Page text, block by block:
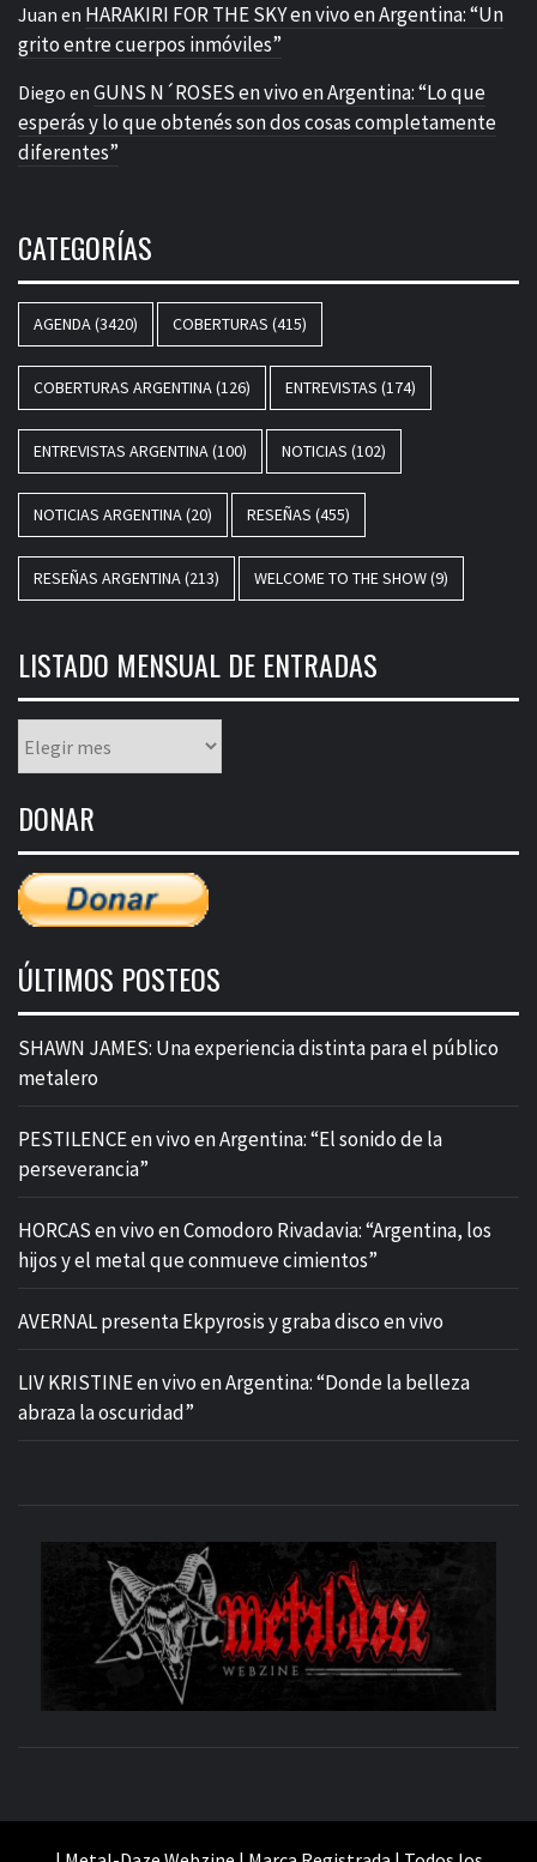
Juan en HARAKIRI FOR THE SKY en vivo en Argentina: “Un
grito entre cuerpos inmóviles”
Diego en GUNS N´ROSES en vivo en Argentina: “Lo que
esperás y lo que obtenés son dos cosas completamente
diferentes”
CATEGORÍAS
AGENDA(3420) COBERTURAS (415)
COBERTURAS ARGENTINA(126) ENTREVISTAS (174)
ENTREVISTAS ARGENTINA(100) NOTICIAS (102)
NOTICIAS ARGENTINA(20) RESEÑAS (455)
RESEÑAS ARGENTINA(213) WELCOME TO THE SHOW(9)
LISTADO MENSUAL DE ENTRADAS
mensual
entradas
DONAR
ÚLTIMOS POSTEOS
SHAWN JAMES: Una experiencia distinta para el público
metalero
PESTILENCE en vivo en Argentina: “El sonido de la
perseverancia”
HORCAS en vivo en Comodoro Rivadavia: “Argentina, los
hijos y el metal que conmueve cimientos”
AVERNAL presenta Ekpyrosis y graba disco en vivo
LIV KRISTINE en vivo en Argentina: “Donde la belleza
abraza la oscuridad”